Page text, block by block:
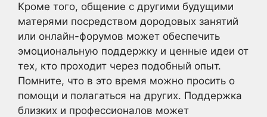
Кроме того, общение с другими будущими
матерями посредством дородовых занятий
или онлайн-форумов может обеспечить
эмоциональную поддержку и ценные идеи от
тех, кто проходит через подобный опыт.
Помните, что в это время можно просить о
помощи и полагаться на других. Поддержка
близких и профессионалов может